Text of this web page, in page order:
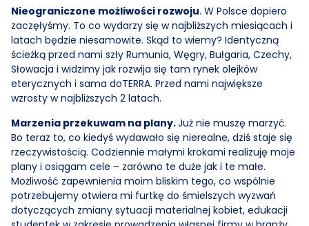
Nieograniczone możliwości rozwoju. W Polsce dopiero
zaczęłyśmy. To co wydarzy się w najbliższych miesiącach i
latach będzie niesamowite. Skąd to wiemy? Identyczną
ścieżką przed nami szły Rumunia, Węgry, Bułgaria, Czechy,
Słowacja i widzimy jak rozwija się tam rynek olejków
eterycznych i sama doTERRA. Przed nami największe
wzrosty w najbliższych 2 latach.
Marzenia przekuwam na plany.Już nie muszę marzyć.
Bo teraz to, co kiedyś wydawało się nierealne, dziś staje się
rzeczywistością. Codziennie małymi krokami realizuję moje
plany i osiągam cele – zarówno te duże jak i te małe.
Możliwość zapewnienia moim bliskim tego, co wspólnie
potrzebujemy otwiera mi furtkę do śmielszych wyzwań
dotyczących zmiany sytuacji materialnej kobiet, edukacji